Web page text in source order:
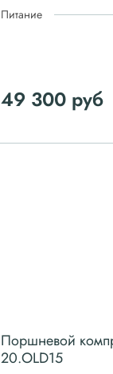
Питание
49 300 руб
Поршневой
20.OLD15